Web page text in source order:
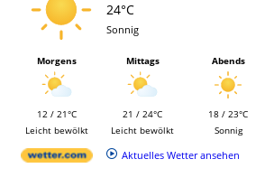
24°C
Sonnig
Morgens
12 / 21°C
Leicht bewölkt
Mittags
21 / 24°C
Leicht bewölkt
Abends
18 / 23°C
Sonnig
Aktuelles Wetter ansehen